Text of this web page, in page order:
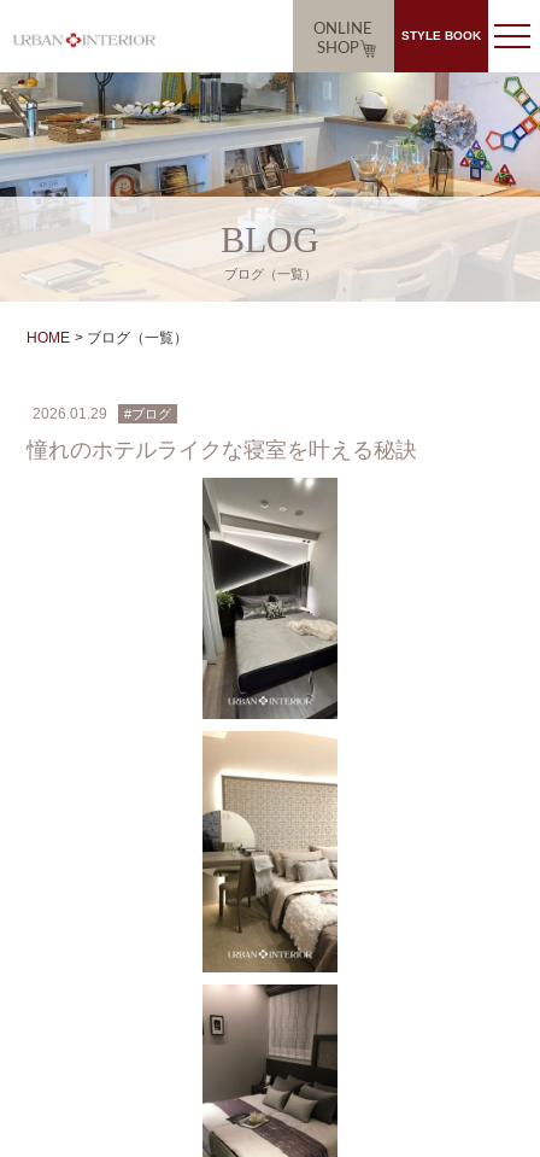
ONLINE
SHOP
STYLE BOOK
BLOG
ブログ（一覧）
HOME ブログ（一覧）
2026.01.29 #ブログ
憧れのホテルライクな寝室を叶える秘訣